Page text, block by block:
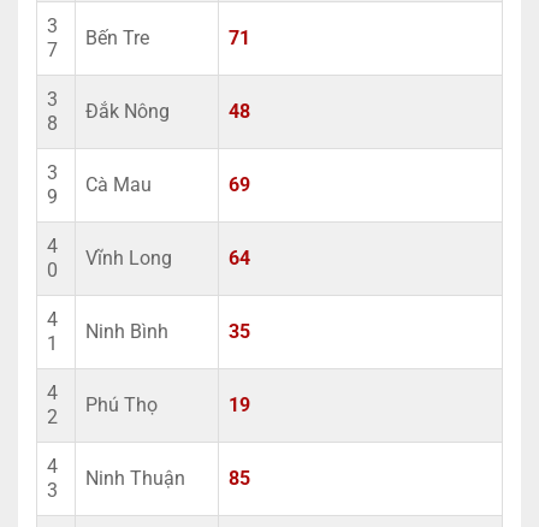
3
7
Bến Tre 71
3
8
Đắk Nông 48
3
9
Cà Mau 69
4
0
Vĩnh Long 64
4
1
Ninh Bình 35
4
2
Phú Thọ 19
4
3
Ninh Thuận 85